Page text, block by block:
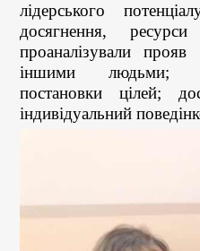
лідерського
досягнення,
проаналізували
іншими людьми;
постановки цілей;
індивідуальний